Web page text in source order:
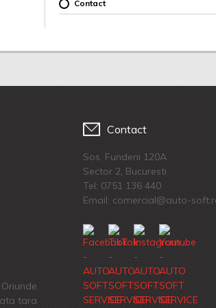
Contact
tara
Contact
Sos. Fundeni 120A
Sector 2, Bucuresti
Tel: 0751 136 440
Email: comercial@auto-